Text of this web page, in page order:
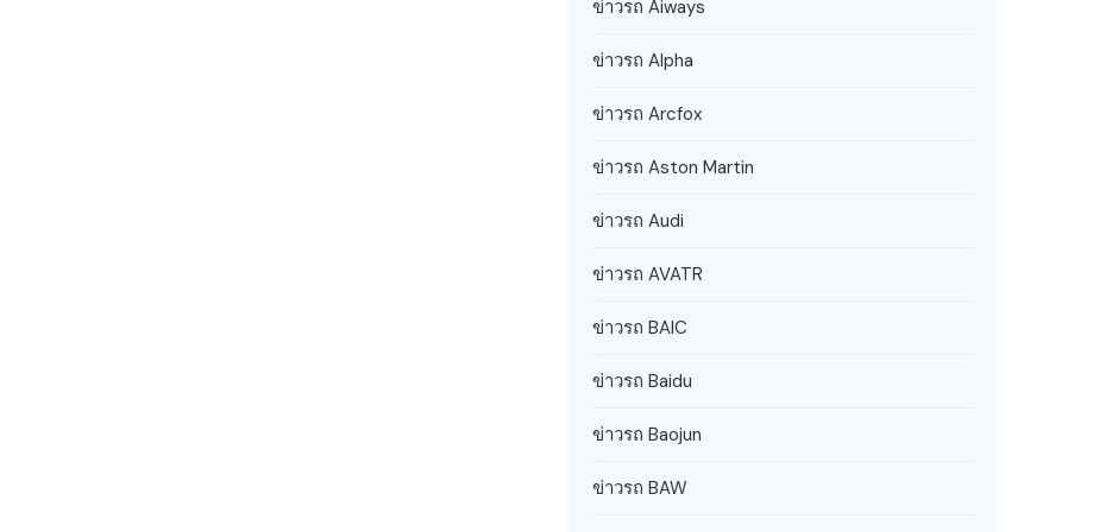
ข่าวรถ Aiways
ข่าวรถ Alpha
ข่าวรถ Arcfox
ข่าวรถ Aston Martin
ข่าวรถ Audi
ข่าวรถ AVATR
ข่าวรถ BAIC
ข่าวรถ Baidu
ข่าวรถ Baojun
ข่าวรถ BAW